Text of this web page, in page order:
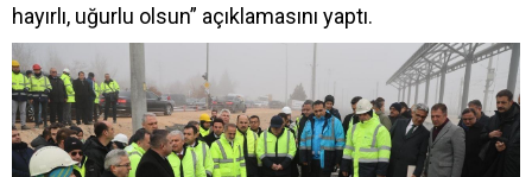
hayırlı, uğurlu olsun” açıklamasını yaptı.